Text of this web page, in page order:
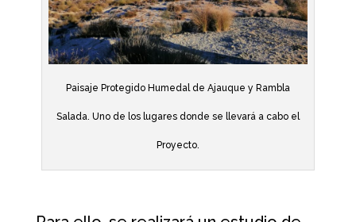
Paisaje Protegido Humedal de Ajauque y Rambla
Salada. Uno de los lugares donde se llevará a cabo el
Proyecto.